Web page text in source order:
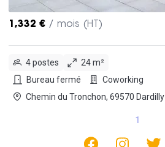
1,332 € / mois (HT)
4 postes
24 m²
Bureau fermé
Coworking
Chemin du Tronchon, 69570 Dardilly
1